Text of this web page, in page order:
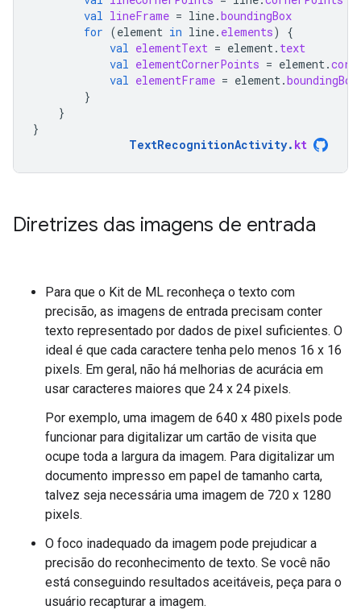
val lineFrame = line.boundingBox
for (element in line. elements)
{
val elementText = element. text
val elementCornerPoints = element.
val elementFrame = element.boundingBox
}
}
}
TextRecognitionActivity. kt
Diretrizes das imagens de entrada
Para que o Kit de ML reconheça o texto com
precisão, as imagens de entrada precisam conter
texto representado por dados de pixel suficientes. O
ideal é que cada caractere tenha pelo menos 16 x 16
pixels. Em geral, não há melhorias de acurácia em
usar caracteres maiores que 24 x 24 pixels.
Por exemplo, uma imagem de 640 x 480 pixels pode
funcionar para digitalizar um cartão de visita que
ocupe toda a largura da imagem. Para digitalizar um
documento impresso em papel de tamanho carta,
talvez seja necessária uma imagem de 720 x 1280
pixels.
O foco inadequado da imagem pode prejudicar a
precisão do reconhecimento de texto. Se você não
está conseguindo resultados aceitáveis, peça para o
usuário recapturar a imagem.